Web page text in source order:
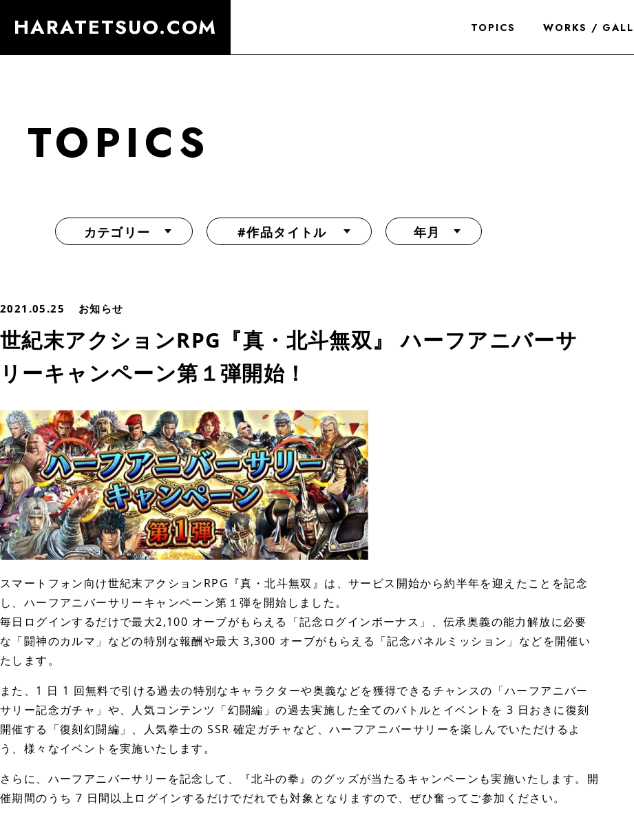
HARATETSUO.COM TOPICS WORKS /
TOPICS
カテゴリー #作品タイトル 年月
2021.05.25 お知らせ
世紀末アクションRPG『真・北斗無双』 ハーフアニバーサ
リーキャンペーン第１弾開始！
スマートフォン向け世紀末アクションRPG『真・北斗無双』は、サービス開始から約半年を迎えたことを記念
し、ハーフアニバーサリーキャンペーン第１弾を開始しました。
毎日ログインするだけで最大2,100 オーブがもらえる「記念ログインボーナス」、伝承奥義の能力解放に必要
な「闘神のカルマ」などの特別な報酬や最大 3,300 オーブがもらえる「記念パネルミッション」などを開催い
たします。
また、1 日 1 回無料で引ける過去の特別なキャラクターや奥義などを獲得できるチャンスの「ハーフアニバー
サリー記念ガチャ」や、人気コンテンツ「幻闘編」の過去実施した全てのバトルとイベントを 3 日おきに復刻
開催する「復刻幻闘編」、人気拳士の SSR 確定ガチャなど、ハーフアニバーサリーを楽しんでいただけるよ
う、様々なイベントを実施いたします。
さらに、ハーフアニバーサリーを記念して、『北斗の拳』のグッズが当たるキャンペーンも実施いたします。開
催期間のうち 7 日間以上ログインするだけでだれでも対象となりますので、ぜひ奮ってご参加ください。